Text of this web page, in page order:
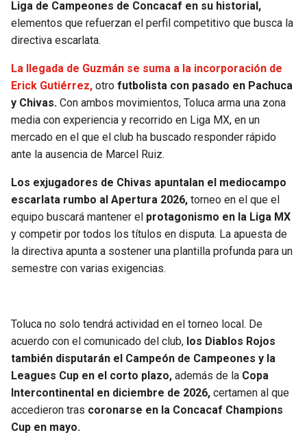
Liga de Campeones de Concacaf en su historial,
elementos que refuerzan el perfil competitivo que busca la
directiva escarlata.
La llegada de Guzmán se suma a la incorporación de
Erick Gutiérrez, otro futbolista con pasado en Pachuca
y Chivas. Con ambos movimientos, Toluca arma una zona
media con experiencia y recorrido en Liga MX, en un
mercado en el que el club ha buscado responder rápido
ante la ausencia de Marcel Ruiz.
Los exjugadores de Chivas apuntalan el mediocampo
escarlata rumbo al Apertura 2026, torneo en el que el
equipo buscará mantener el protagonismo en la Liga MX
y competir por todos los títulos en disputa. La apuesta de
la directiva apunta a sostener una plantilla profunda para un
semestre con varias exigencias.
Toluca no solo tendrá actividad en el torneo local. De
acuerdo con el comunicado del club, los Diablos Rojos
también disputarán el Campeón de Campeones y la
Leagues Cup en el corto plazo, además de la Copa
Intercontinental en diciembre de 2026, certamen al que
accedieron tras coronarse en la Concacaf Champions
Cup en mayo.